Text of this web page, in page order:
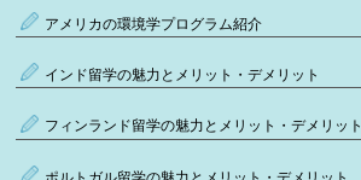
アメリカの環境学プログラム紹介
インド留学の魅力とメリット・デメリット
フィンランド留学の魅力とメリット・デメリット